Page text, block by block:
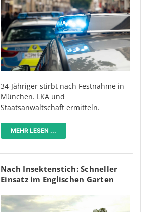
34-Jähriger stirbt nach Festnahme in
München. LKA und
Staatsanwaltschaft ermitteln.
MEHR LESEN ...
Nach Insektenstich: Schneller
Einsatz im Englischen Garten